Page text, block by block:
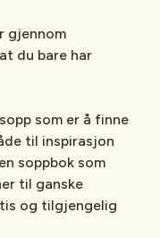
gjennom
du bare har
som er å finne
til inspirasjon
soppbok som
til ganske
og tilgjengelig